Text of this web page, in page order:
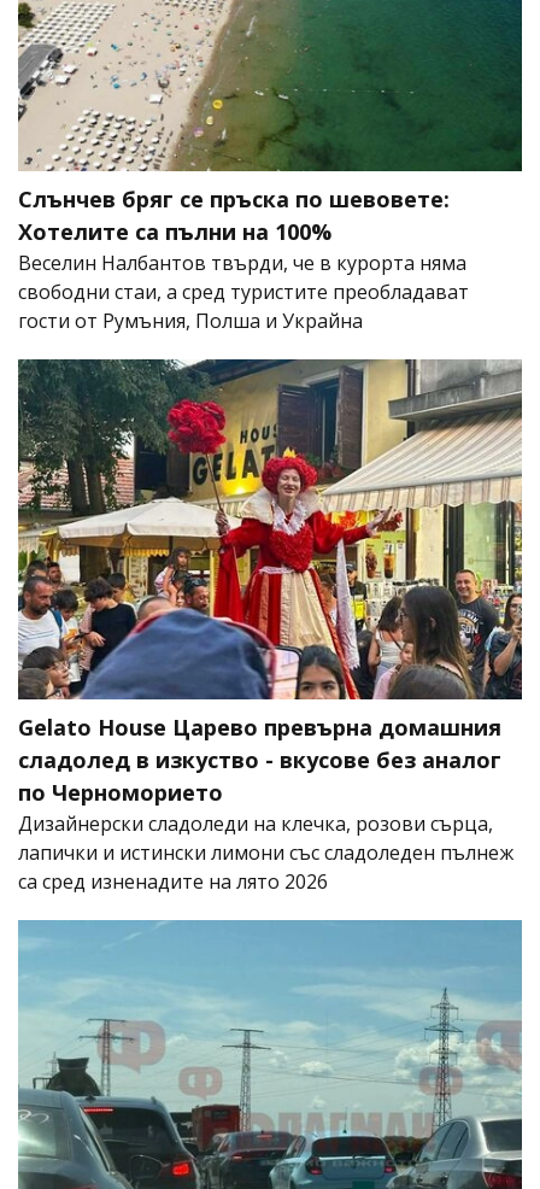
Слънчев бряг се пръска по шевовете:
Хотелите са пълни на 100%
Веселин Налбантов твърди, че в курорта няма
свободни стаи, а сред туристите преобладават
гости от Румъния, Полша и Украйна
Gelato House Царево превърна домашния
сладолед в изкуство - вкусове без аналог
по Черноморието
Дизайнерски сладоледи на клечка, розови сърца,
лапички и истински лимони със сладоледен пълнеж
са сред изненадите на лято 2026